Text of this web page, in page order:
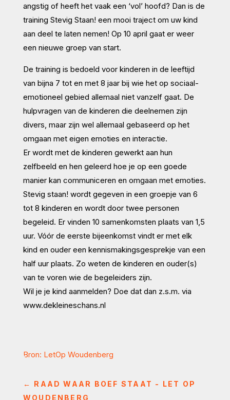
angstig of heeft het vaak een ‘vol’ hoofd? Dan is de
training Stevig Staan! een mooi traject om uw kind
aan deel te laten nemen! Op 10 april gaat er weer
een nieuwe groep van start.
De training is bedoeld voor kinderen in de leeftijd
van bijna 7 tot en met 8 jaar bij wie het op sociaal-
emotioneel gebied allemaal niet vanzelf gaat. De
hulpvragen van de kinderen die deelnemen zijn
divers, maar zijn wel allemaal gebaseerd op het
omgaan met eigen emoties en interactie.
Er wordt met de kinderen gewerkt aan hun
zelfbeeld en hen geleerd hoe je op een goede
manier kan communiceren en omgaan met emoties.
Stevig staan! wordt gegeven in een groepje van 6
tot 8 kinderen en wordt door twee personen
begeleid. Er vinden 10 samenkomsten plaats van 1,5
uur. Vóór de eerste bijeenkomst vindt er met elk
kind en ouder een kennismakingsgesprekje van een
half uur plaats. Zo weten de kinderen en ouder(s)
van te voren wie de begeleiders zijn.
Wil je je kind aanmelden? Doe dat dan z.s.m. via
www.dekleineschans.nl
Bron: LetOp Woudenberg
← RAAD WAAR BOEF STAAT - LET OP
WOUDENBERG